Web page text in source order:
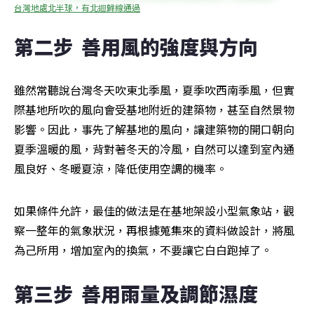
台灣地處北半球，有北迴歸線通過
第二步  善用風的強度與方向
雖然常聽說台灣冬天吹東北季風，夏季吹西南季風，但實
際基地所吹的風向會受基地附近的建築物，甚至自然景物
影響。因此，事先了解基地的風向，讓建築物的開口朝向
夏季溫暖的風，背對著冬天的冷風，自然可以達到室內通
風良好、冬暖夏涼，降低使用空調的機率。
如果條件允許，最佳的做法是在基地架設小型氣象站，觀
察一整年的氣象狀況，再根據蒐集來的資料做設計，將風
為己所用，增加室內的換氣，不要讓它白白跑掉了。
第三步  善用雨量及調節濕度